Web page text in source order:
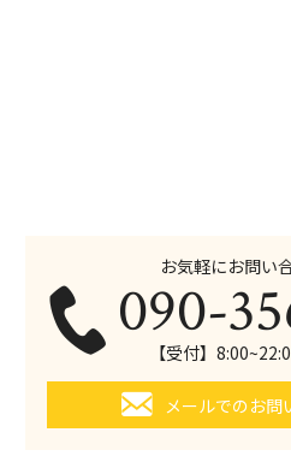
お気軽にお問い
090-
【受付】
メールでのお問